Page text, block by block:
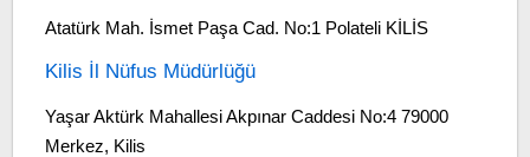
Atatürk Mah. İsmet Paşa Cad. No:1 Polateli KİLİS
Kilis İl Nüfus Müdürlüğü
Yaşar Aktürk Mahallesi Akpınar Caddesi No:4 79000
Merkez, Kilis